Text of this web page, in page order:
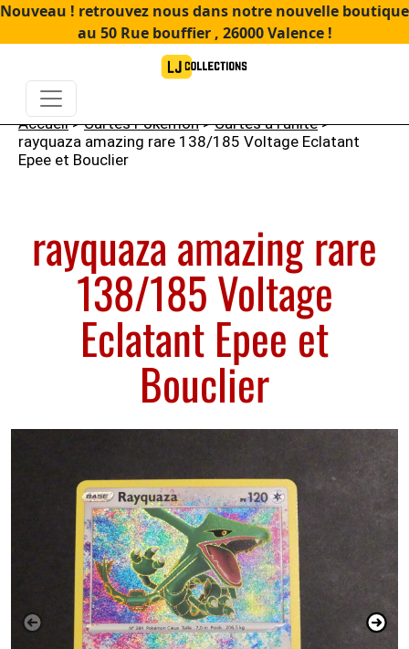
Nouveau ! retrouvez nous dans notre nouvelle boutique
au 50 Rue bouffier , 26000 Valence !
Accueil>Cartes Pokémon>Cartes à l'unité>
rayquaza amazing rare 138/185 Voltage Eclatant
Epee et Bouclier
rayquaza amazing rare
138/185 Voltage
Eclatant Epee et
Bouclier